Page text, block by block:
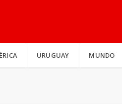
URUGUAY MUNDO